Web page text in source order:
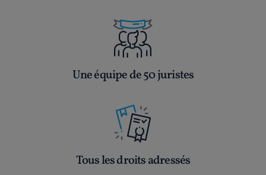
Une équipe de 50 juristes
Tous les droits adressés